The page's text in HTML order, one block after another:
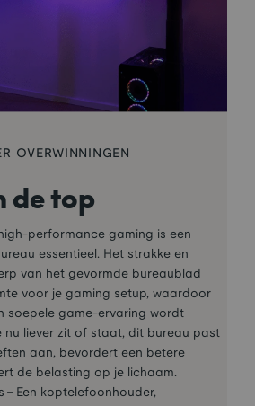
OVERWINNINGEN
de top
performance gaming is een
essentieel. Het strakke en
van het gevormde bureaublad
voor je gaming setup, waardoor
soepele game-ervaring wordt
nu liever zit of staat, dit bureau past
aan, bevordert een betere
de belasting op je lichaam.
- Een koptelefoonhouder,